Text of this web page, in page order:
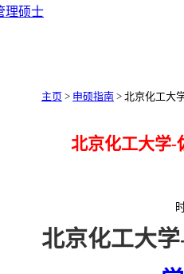
理硕士
主页 > 申硕指南 > 北京化工大
北京化工大学-
北京化工大